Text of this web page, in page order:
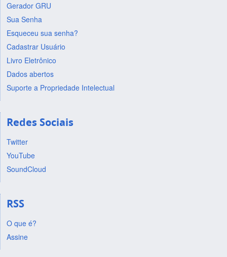
Gerador GRU
Sua Senha
Esqueceu sua senha?
Cadastrar Usuário
Livro Eletrônico
Dados abertos
Suporte a Propriedade Intelectual
Redes Sociais
Twitter
YouTube
SoundCloud
RSS
O que é?
Assine